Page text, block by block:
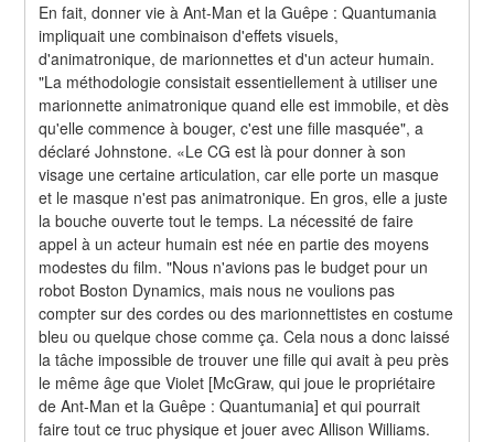
En fait, donner vie à Ant-Man et la Guêpe : Quantumania
impliquait une combinaison d'effets visuels,
d'animatronique, de marionnettes et d'un acteur humain.
"La méthodologie consistait essentiellement à utiliser une
marionnette animatronique quand elle est immobile, et dès
qu'elle commence à bouger, c'est une fille masquée", a
déclaré Johnstone. «Le CG est là pour donner à son
visage une certaine articulation, car elle porte un masque
et le masque n'est pas animatronique. En gros, elle a juste
la bouche ouverte tout le temps. La nécessité de faire
appel à un acteur humain est née en partie des moyens
modestes du film. "Nous n'avions pas le budget pour un
robot Boston Dynamics, mais nous ne voulions pas
compter sur des cordes ou des marionnettistes en costume
bleu ou quelque chose comme ça. Cela nous a donc laissé
la tâche impossible de trouver une fille qui avait à peu près
le même âge que Violet [McGraw, qui joue le propriétaire
de Ant-Man et la Guêpe : Quantumania] et qui pourrait
faire tout ce truc physique et jouer avec Allison Williams.